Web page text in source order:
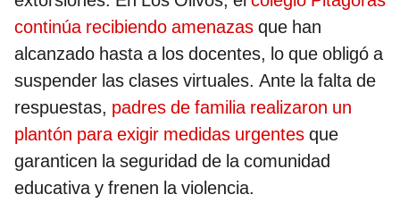
continúa recibiendo amenazas que han
alcanzado hasta a los docentes, lo que obligó a
suspender las clases virtuales. Ante la falta de
respuestas, padres de familia realizaron un
plantón para exigir medidas urgentes que
garanticen la seguridad de la comunidad
educativa y frenen la violencia.